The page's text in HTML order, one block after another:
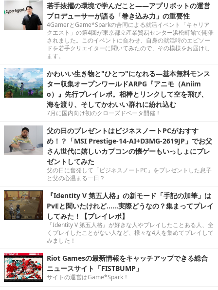
若手抜擢の環境で学んだこと――アプリボットの運営
プロデューサーが語る「巻き込み力」の重要性
4GamerとGame*Sparkの合同による就活イベント「キャリア
クエスト」の第4回が東京都立産業貿易センター浜松町館で開催
されました。このイベントに合わせ、自身の就活時のエピソー
ドを若手クリエイターに聞いてみたので、その模様をお届けし
ます。
かわいい生き物と"ひとつ"になれる―基本無料モンス
ター収集オープンワールドARPG『アニモ（Aniim
o）』先行プレイレポ。相棒とリンクして空を飛び、
海を渡り、そしてかわいい群れに紛れ込む
7月に国内向け初のクローズドベータ開催！
父の日のプレゼントはビジネスノートPCがおすす
め！？「MSI Prestige-14-AI+D3MG-2619JP」でお父
さん世代に嬉しいカプコンの懐ゲーもいっしょにプレ
ゼントしてみた
父の日に奮発して「ビジネスノートPC」をプレゼントした息子
と父の心温まる一日？
『Identity V 第五人格』の新モード「手記の加筆」は
PvEと聞いたけれど……実際どうなの？集まってプレイ
してみた！【プレイレポ】
『Identity V 第五人格』が好きな人やプレイしたことある人、全
くプレイしたことがない人など、様々な4人を集めてプレイして
みました！
Riot Gamesの最新情報をキャッチアップできる総合
ニュースサイト「FISTBUMP」
サイトの運営はGame*Spark！